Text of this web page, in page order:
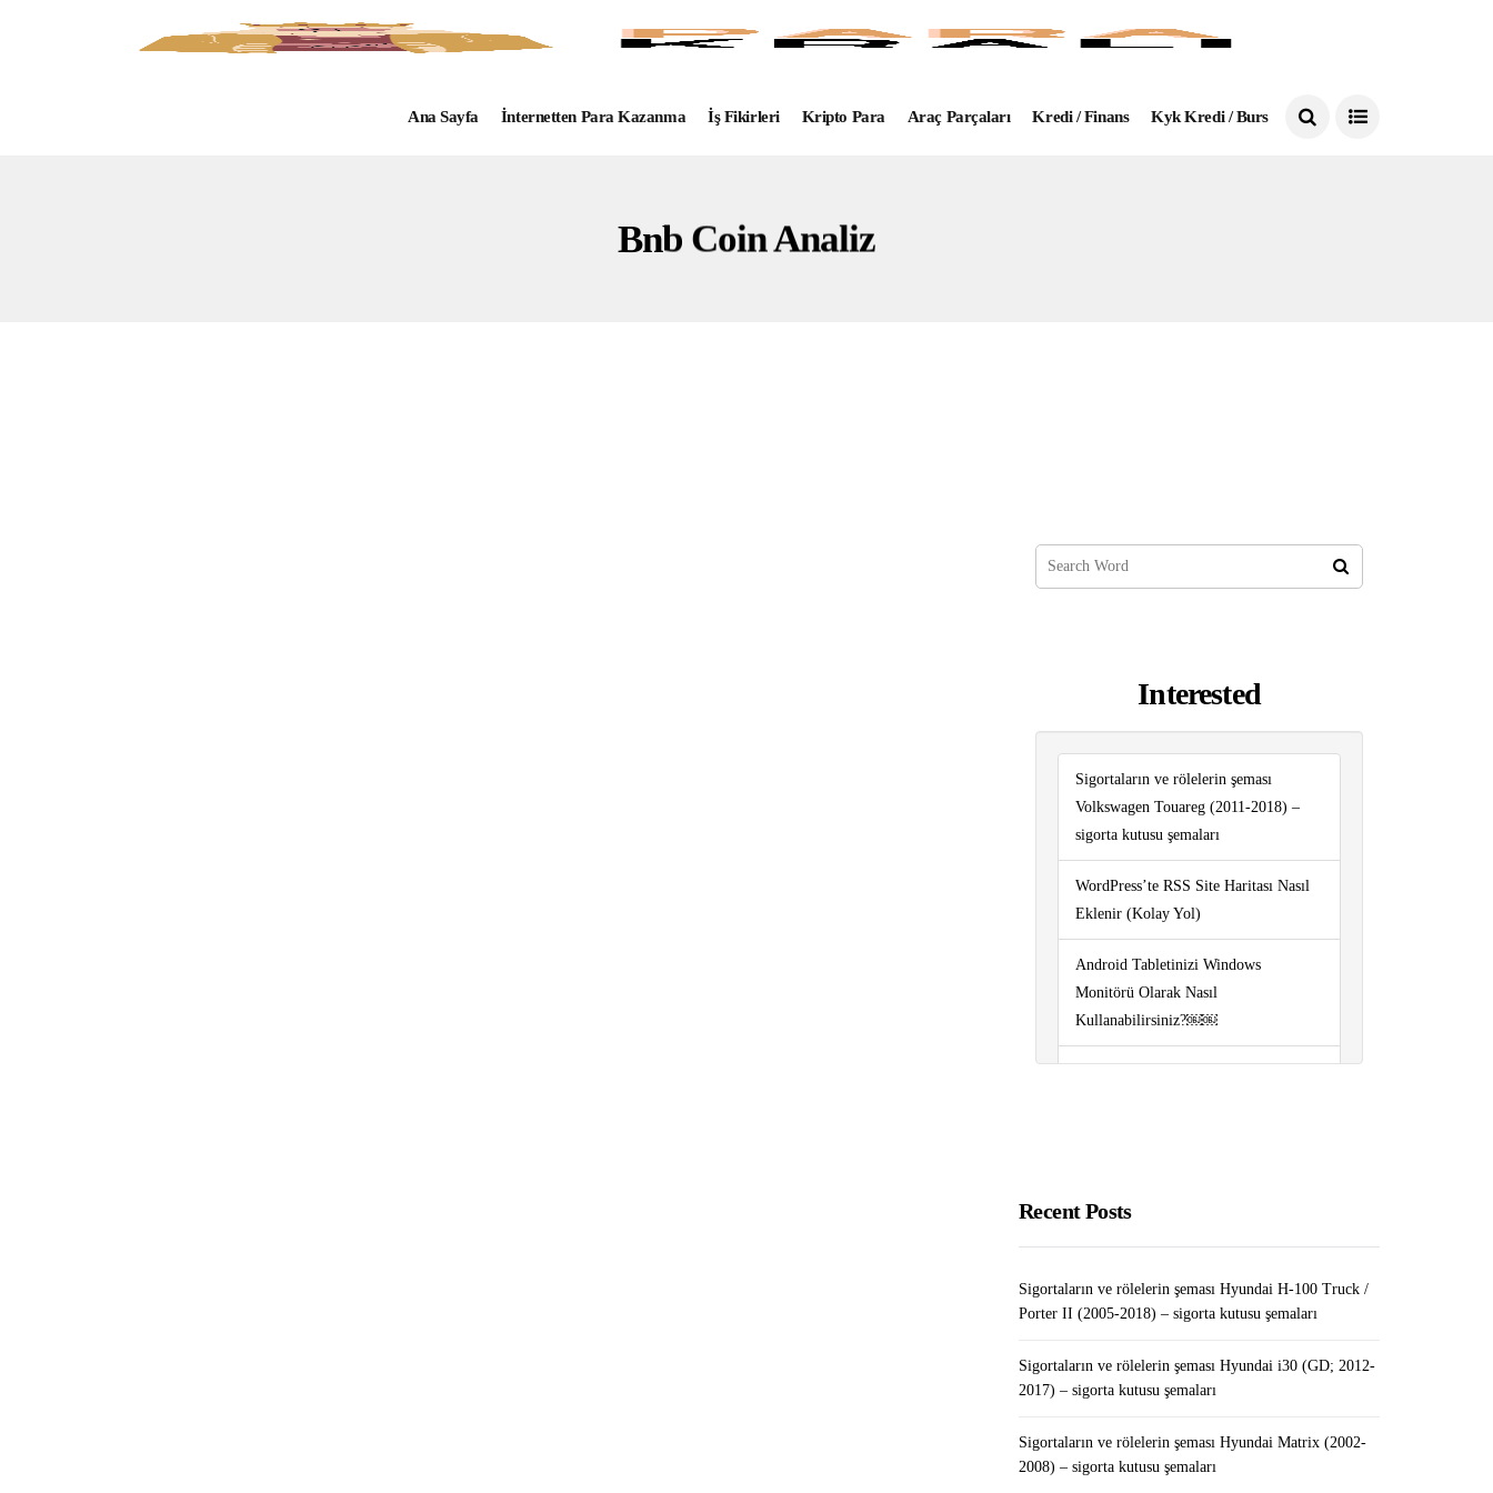
Ana Sayfa İnternetten Para Kazanma İş Fikirleri Kripto Para Araç Parçaları Kredi / Finans Kyk Kredi / Burs
Bnb Coin Analiz
Interested
Sigortaların ve rölelerin şeması
Volkswagen Touareg (2011-2018) –
sigorta kutusu şemaları
WordPress’te RSS Site Haritası Nasıl
Eklenir (Kolay Yol)
Android Tabletinizi Windows
Monitörü Olarak Nasıl
Kullanabilirsiniz?￼￼
Widget’lar Nasıl Eklenir?
Renault Fluence (2010-2018) – sigorta
kutusu şemaları
İPhone’un “Ayarlar” Bölümünde
Kayıtlı Şifre Nasıl Kontrol Edilir /
Recent Posts
Sigortaların ve rölelerin şeması Hyundai H-100 Truck /
Porter II (2005-2018) – sigorta kutusu şemaları
Sigortaların ve rölelerin şeması Hyundai i30 (GD; 2012-
2017) – sigorta kutusu şemaları
Sigortaların ve rölelerin şeması Hyundai Matrix (2002-
2008) – sigorta kutusu şemaları